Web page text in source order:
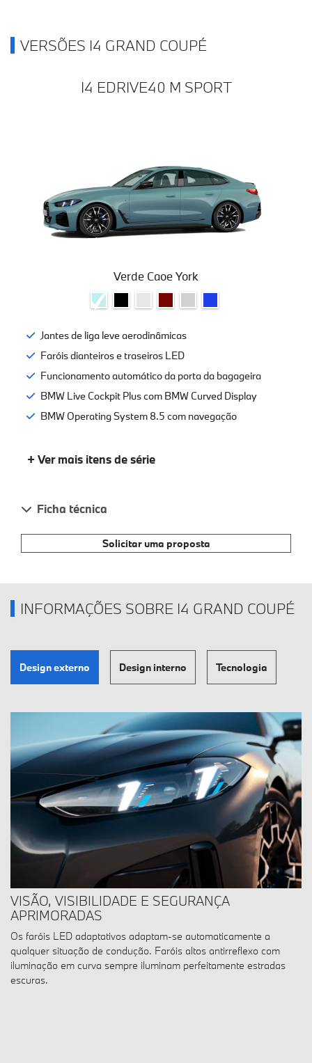
VERSÕES I4 GRAND COUPÉ
I4 EDRIVE40 M SPORT
Verde Caoe York
Jantes de liga leve aerodinâmicas
Faróis dianteiros e traseiros LED
Funcionamento automático da porta da bagageira
BMW Live Cockpit Plus com BMW Curved Display
BMW Operating System 8.5 com navegação
+ Ver mais itens de série
Ficha técnica
Solicitar uma proposta
INFORMAÇÕES SOBRE I4 GRAND COUPÉ
Design externo Design interno Tecnologia
VISÃO, VISIBILIDADE E SEGURANÇA
APRIMORADAS
Os faróis LED adaptativos adaptam-se automaticamente a
qualquer situação de condução. Faróis altos antirreflexo com
iluminação em curva sempre iluminam perfeitamente estradas
escuras.